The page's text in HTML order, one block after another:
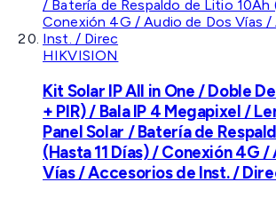
HIKVISION
Kit Solar IP All in One / Doble
+ PIR) / Bala IP 4 Megapixel /
Panel Solar / Batería de
(Hasta 11 Días) / Conexión 4G
Vías / Accesorios de Inst. /